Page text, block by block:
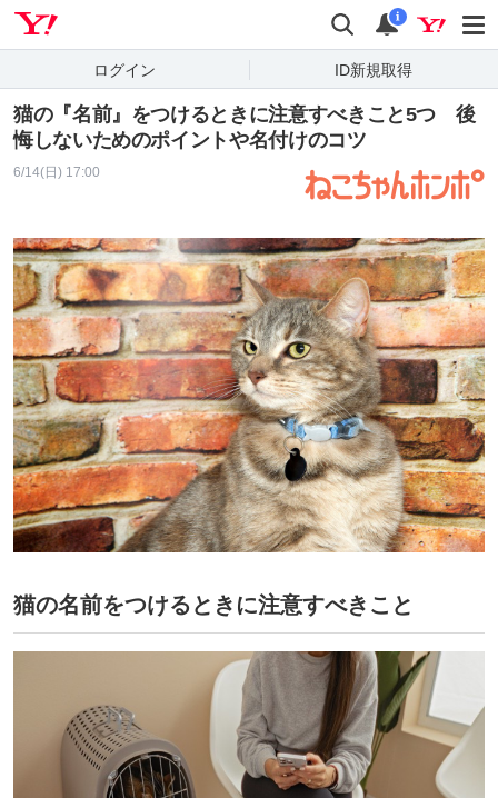
検索 通知
i
ログイン ID新規取得
猫の『名前』をつけるときに注意すべきこと5つ 後
悔しないためのポイントや名付けのコツ
6/14(日) 17:00
猫の名前をつけるときに注意すべきこと